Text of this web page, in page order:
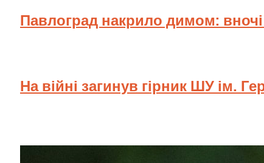
Павлоград накрило димом:
На війні загинув гірник ШУ ім.